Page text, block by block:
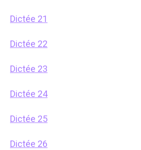
Dictée 21
Dictée 22
Dictée 23
Dictée 24
Dictée 25
Dictée 26